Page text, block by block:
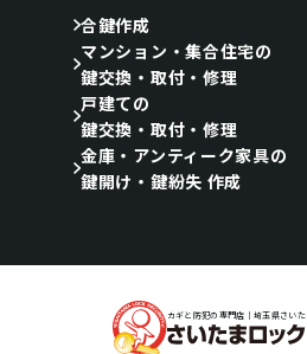
合鍵作成
マンション・集合住宅の
鍵交換・取付・修理
戸建ての
鍵交換・取付・修理
金庫・アンティーク家具の
鍵開け・鍵紛失 作成
カギと防犯の専門店｜埼玉県さい